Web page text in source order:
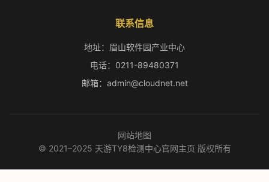
联系信息
地址：眉山软件园产业中心
电话：0211-89480371
邮箱：admin@cloudnet.net
网站地图
© 2021–2025 天游TY8检测中心官网主页 版权所有